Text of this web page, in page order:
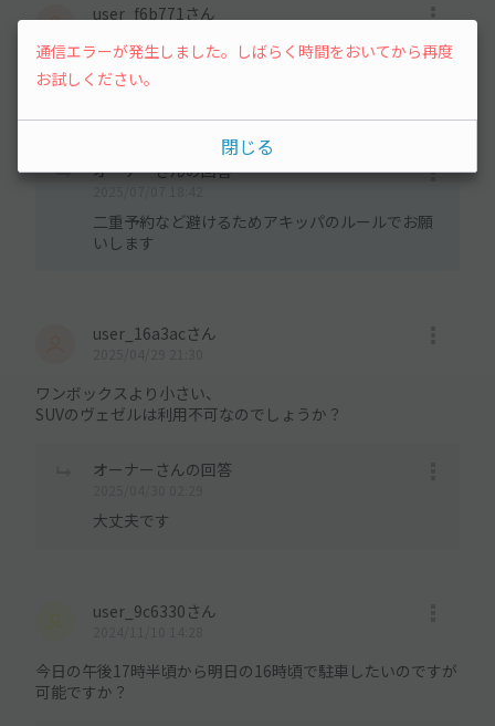
user_f6b771さん
お聞きします。今晩19時ごろから明日の朝8時ごろまで停め
たいのですが、料金はどうなりますか？今日と明日と予約を
取らないとダメでしょうか？
オーナーさんの回答
二重予約など避けるためアキッパのルールでお願
いします
user_16a3acさん
ワンボックスより小さい、
SUVのヴェゼルは利用不可なのでしょうか？
オーナーさんの回答
大丈夫です
user_9c6330さん
今日の午後17時半頃から明日の16時頃で駐車したいのですが
可能ですか？
通信エラーが発生しました。しばらく時間をおいてから再度
お試しください。
閉じる